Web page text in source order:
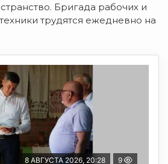
Бригада рабочих и
трудятся ежедневно на
8 АВГУСТА 2026, 20:28 9